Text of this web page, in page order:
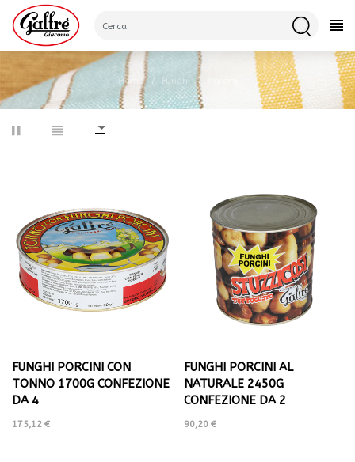
CATEGORIE
Home Funghi
FUNGHI PORCINI CON
TONNO 1700G CONFEZIONE
DA 4
175,12 €
FUNGHI PORCINI AL
NATURALE 2450G
CONFEZIONE DA 2
90,20 €